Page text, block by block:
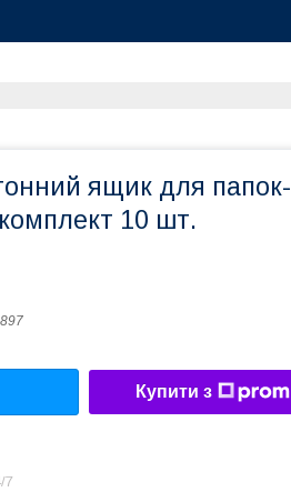
ящик для папок-
10 шт.
Купити з
7